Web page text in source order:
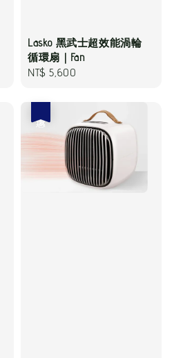
Lasko 黑武士超效能渦輪
循環扇｜Fan
Regular
NT$ 5,600